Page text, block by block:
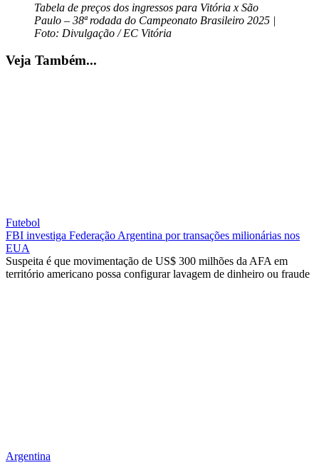
Tabela de preços dos ingressos para Vitória x São
Paulo – 38ª rodada do Campeonato Brasileiro 2025 |
Foto: Divulgação / EC Vitória
Veja Também...
Futebol
FBI investiga Federação Argentina por transações milionárias nos
EUA
Suspeita é que movimentação de US$ 300 milhões da AFA em
território americano possa configurar lavagem de dinheiro ou fraude
Argentina